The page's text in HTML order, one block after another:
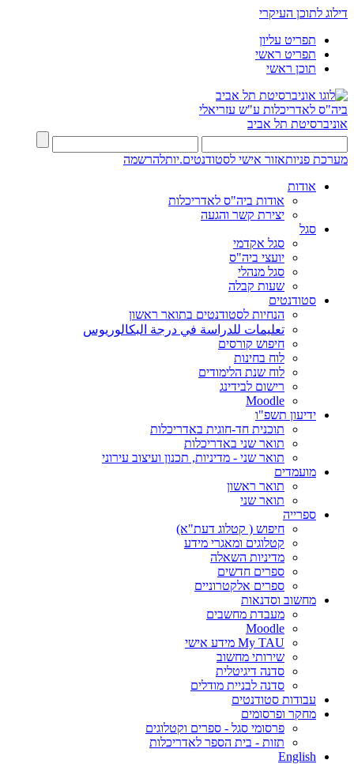
דילוג לתוכן העיקרי
תפריט עליון
תפריט ראשי
תוכן ראשי
ביה"ס לאדריכלות ע"ש עזריאלי
אוניברסיטת תל אביב
מערכת פניותאזור אישי לסטודנטים.יותלהרשמה
אודות
אודות ביה"ס לאדריכלות
יצירת קשר והגעה
סגל
סגל אקדמי
יועצי ביה"ס
סגל מנהלי
שעות קבלה
סטודנטים
הנחיות לסטודנטים בתואר ראשון
تعليمات للدراسة في درجة البكالوريوس
חיפוש קורסים
לוח בחינות
לוח שנת הלימודים
רישום לבידינג
Moodle
ידיעון תשפ"ו
תוכנית חד-חוגית באדריכלות
תואר שני באדריכלות
תואר שני - מדיניות, תכנון ועיצוב עירוני
מועמדים
תואר ראשון
תואר שני
ספרייה
חיפוש ( קטלוג דעת"א)
קטלוגים ומאגרי מידע
מדיניות השאלה
ספרים חדשים
ספרים אלקטרוניים
מחשוב וסדנאות
מעבדת מחשבים
Moodle
My TAU מידע אישי
שירותי מחשוב
סדנה דיגיטלית
סדנה לבניית מודלים
עבודות סטודנטים
מחקר ופרסומים
פרסומי סגל - ספרים וקטלוגים
תזות - בית הספר לאדריכלות
English